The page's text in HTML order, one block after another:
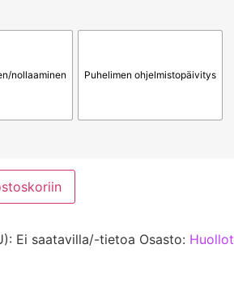
nollaaminen Puhelimen ohjelmistopäivitys
Ei saatavilla/-tietoa Osasto: Huollot